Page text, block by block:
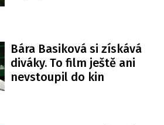
Bára Basiková si získává
diváky. To film ještě ani
nevstoupil do kin